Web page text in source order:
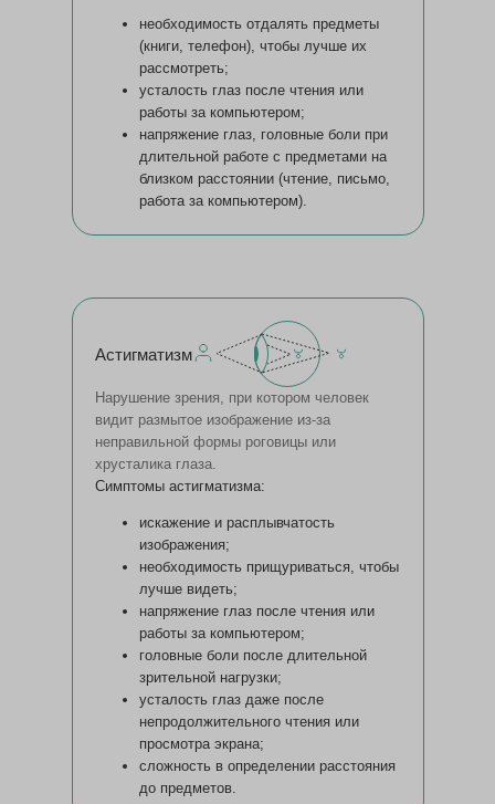
необходимость отдалять предметы
(книги, телефон), чтобы лучше их
рассмотреть;
усталость глаз после чтения или
работы за компьютером;
напряжение глаз, головные боли при
длительной работе с предметами на
близком расстоянии (чтение, письмо,
работа за компьютером).
Астигматизм
Нарушение зрения, при котором человек
видит размытое изображение из-за
неправильной формы роговицы или
хрусталика глаза.
Симптомы астигматизма:
искажение и расплывчатость
изображения;
необходимость прищуриваться, чтобы
лучше видеть;
напряжение глаз после чтения или
работы за компьютером;
головные боли после длительной
зрительной нагрузки;
усталость глаз даже после
непродолжительного чтения или
просмотра экрана;
сложность в определении расстояния
до предметов.